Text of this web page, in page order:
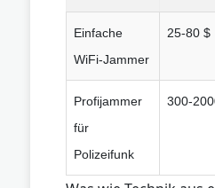
Einfache
WiFi-Jammer
25-80 $
Profijammer
für
Polizeifunk
300-